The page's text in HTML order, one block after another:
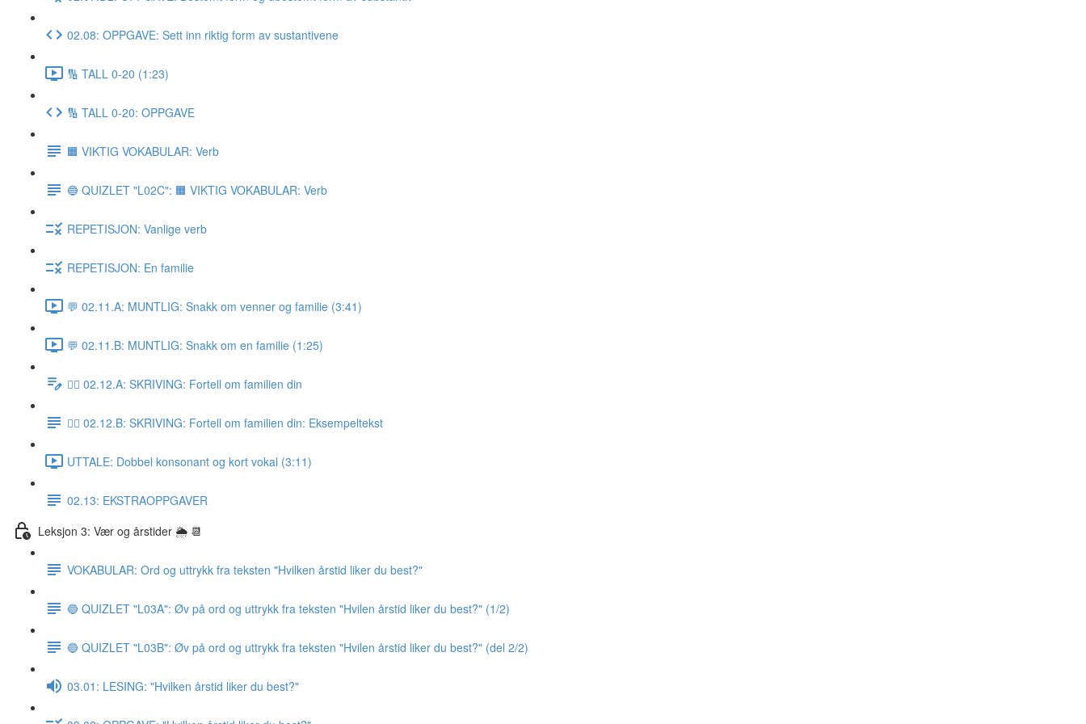
02.08: OPPGAVE: Sett inn riktig form av sustantivene
🔢 TALL 0-20 (1:23)
🔢 TALL 0-20: OPPGAVE
🟧 VIKTIG VOKABULAR: Verb
🔵 QUIZLET "L02C": 🟧 VIKTIG VOKABULAR: Verb
REPETISJON: Vanlige verb
REPETISJON: En familie
💬 02.11.A: MUNTLIG: Snakk om venner og familie (3:41)
💬 02.11.B: MUNTLIG: Snakk om en familie (1:25)
✍🏼 02.12.A: SKRIVING: Fortell om familien din
✍🏼 02.12.B: SKRIVING: Fortell om familien din: Eksempeltekst
UTTALE: Dobbel konsonant og kort vokal (3:11)
02.13: EKSTRAOPPGAVER
Leksjon 3: Vær og årstider 🌦 📆
VOKABULAR: Ord og uttrykk fra teksten "Hvilken årstid liker du best?"
🔵 QUIZLET "L03A": Øv på ord og uttrykk fra teksten "Hvilen årstid liker du best?" (1/2)
🔵 QUIZLET "L03B": Øv på ord og uttrykk fra teksten "Hvilen årstid liker du best?" (del 2/2)
03.01: LESING: "Hvilken årstid liker du best?"